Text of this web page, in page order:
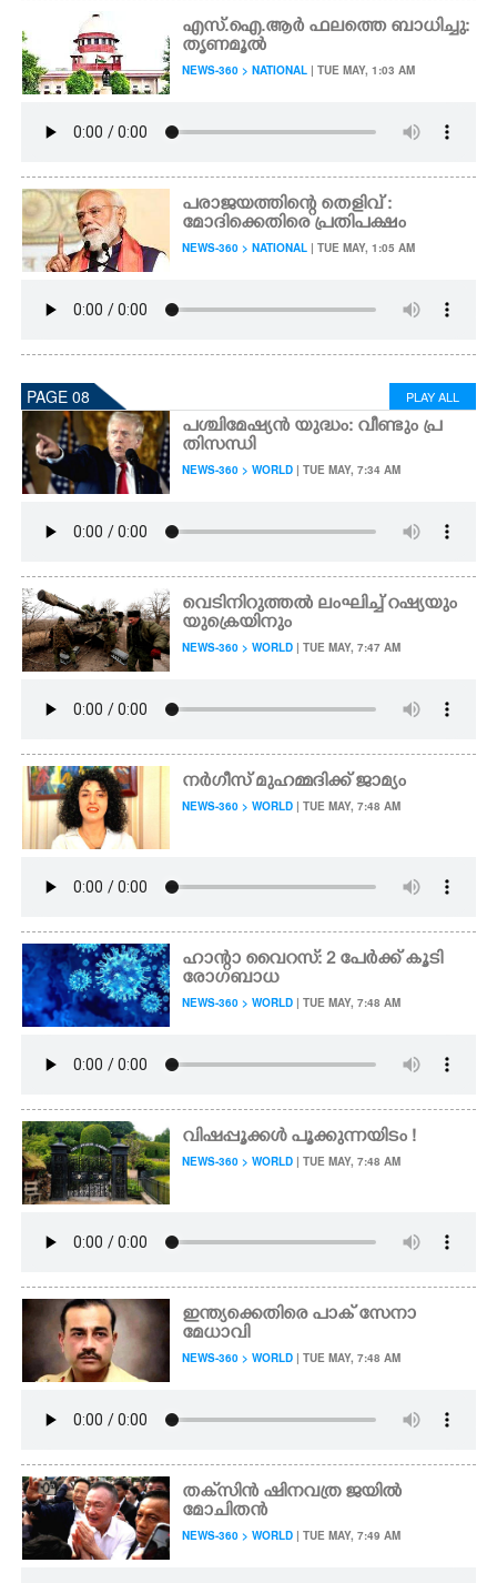
എസ്.ഐ.ആർ ഫലത്തെ ബാധിച്ചു:
തൃണമൂൽ
NEWS-360 > NATIONAL | TUE MAY, 1:03 AM
പരാജയത്തിന്റെ തെളിവ് :
മോദിക്കെതിരെ പ്രതിപക്ഷം
NEWS-360 > NATIONAL | TUE MAY, 1:05 AM
PAGE 08 PLAY ALL
പശ്ചിമേഷ്യൻ യുദ്ധം: വീണ്ടും പ്ര
തിസന്ധി
NEWS-360 > WORLD | TUE MAY, 7:34 AM
വെടിനിറുത്തൽ ലംഘിച്ച് റഷ്യയും
യുക്രെയിനും
NEWS-360 > WORLD | TUE MAY, 7:47 AM
നർഗീസ് മുഹമ്മദിക്ക് ജാമ്യം
NEWS-360 > WORLD | TUE MAY, 7:48 AM
ഹാന്റാ വൈറസ്: 2 പേർക്ക് കൂടി
രോഗബാധ
NEWS-360 > WORLD | TUE MAY, 7:48 AM
വിഷപ്പൂക്കൾ പൂക്കുന്നയിടം !
NEWS-360 > WORLD | TUE MAY, 7:48 AM
ഇന്ത്യക്കെതിരെ പാക് സേനാ
മേധാവി
NEWS-360 > WORLD | TUE MAY, 7:48 AM
തക്‌സിൻ ഷിനവത്ര ജയിൽ
മോചിതൻ
NEWS-360 > WORLD | TUE MAY, 7:49 AM